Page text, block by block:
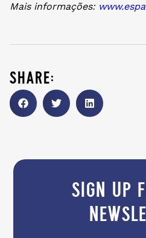
Mais informações:
share:
sign up